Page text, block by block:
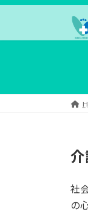
コ
ス
ナ
ン
社
の